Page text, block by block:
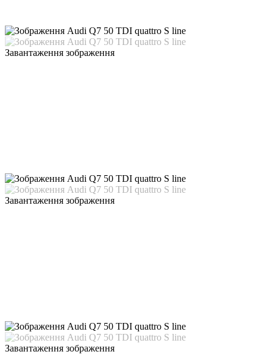
Завантаження зображення
Завантаження зображення
Завантаження зображення